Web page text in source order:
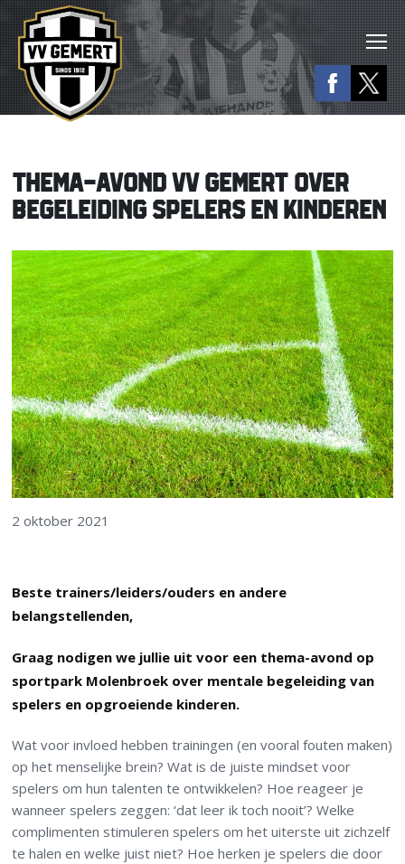
THEMA-AVOND VV GEMERT OVER
BEGELEIDING SPELERS EN KINDEREN
2 oktober 2021
Beste trainers/leiders/ouders en andere
belangstellenden,
Graag nodigen we jullie uit voor een thema-avond op
sportpark Molenbroek over mentale begeleiding van
spelers en opgroeiende kinderen.
Wat voor invloed hebben trainingen (en vooral fouten maken)
op het menselijke brein? Wat is de juiste mindset voor
spelers om hun talenten te ontwikkelen? Hoe reageer je
wanneer spelers zeggen: ‘dat leer ik toch nooit’? Welke
complimenten stimuleren spelers om het uiterste uit zichzelf
te halen en welke juist niet? Hoe herken je spelers die door